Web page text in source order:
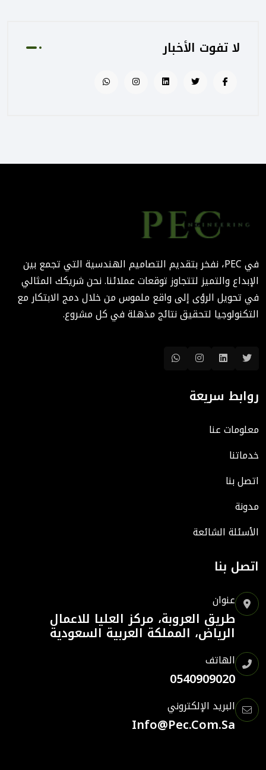
كيف تساهم PEC في رفع جودة
الإشراف المتكامل؟
المباني أكثر إنسانية
الهندسة الرقمية في المشاريع
August 02, 2025 12:46 PM
لا تفوت الأخبار
في PEC، نفخر بتقديم التصاميم الهندسية التي تجمع بين
الإبداع والتميز لتتجاوز توقعات عملائنا. نحن شريكك المثالي
في تحويل الرؤى إلى واقع ملموس من خلال دمج الابتكار مع
التكنولوجيا لتحقيق نتائج مذهلة في كل مشروع.
روابط سريعة
معلومات عنا
خدماتنا
اتصل بنا
مدونة
الأسئلة الشائعة
اتصل بنا
عنوان
طريق العروبة، مركز العليا للاعمال
الرياض، المملكة العربية السعودية
الهاتف
0540909020
البريد الإلكتروني
Info@pec.com.sa